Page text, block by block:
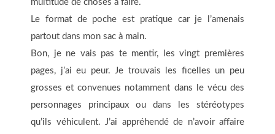
multitude de choses à faire.
Le format de poche est pratique car je l’amenais
partout dans mon sac à main.
Bon, je ne vais pas te mentir, les vingt premières
pages, j’ai eu peur. Je trouvais les ficelles un peu
grosses et convenues notamment dans le vécu des
personnages principaux ou dans les stéréotypes
qu’ils véhiculent. J’ai appréhendé de n’avoir affaire